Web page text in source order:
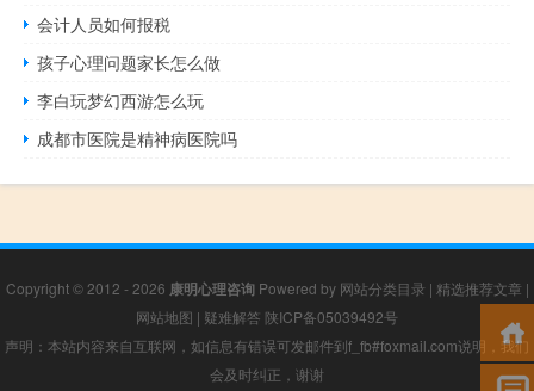
会计人员如何报税
孩子心理问题家长怎么做
李白玩梦幻西游怎么玩
成都市医院是精神病医院吗
Copyright © 2012 - 2026 康明心理咨询Powered by 网站分类目录 | 精选推荐文章 |
网站地图 | 疑难解答 陕ICP备05039492号
声明：本站内容来自互联网，如信息有错误可发邮件到f_fb#foxmail.com说明，我们
会及时纠正，谢谢